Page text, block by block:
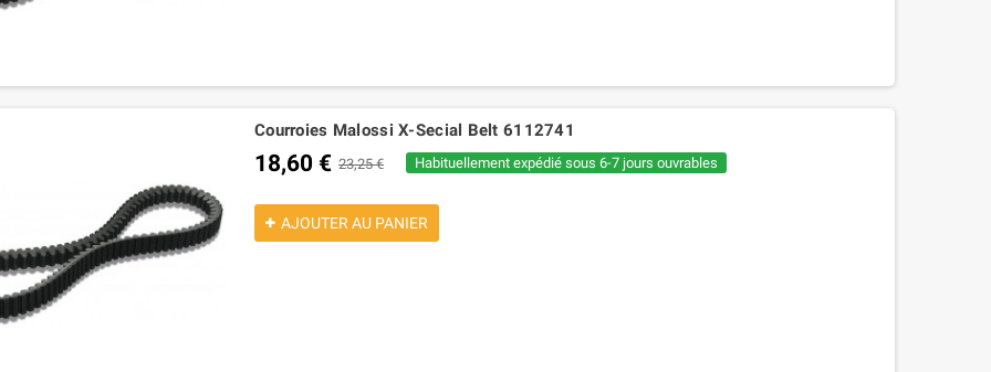
Courroies Malossi X-Secial Belt 6112741
18,60 € 23,25 € Habituellement expédié sous 6-7 jours ouvrables
AJOUTER AU PANIER